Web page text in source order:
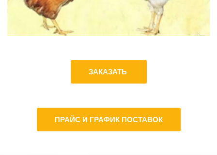
ЗАКАЗАТЬ
ПРАЙС И ГРАФИК ПОСТАВОК